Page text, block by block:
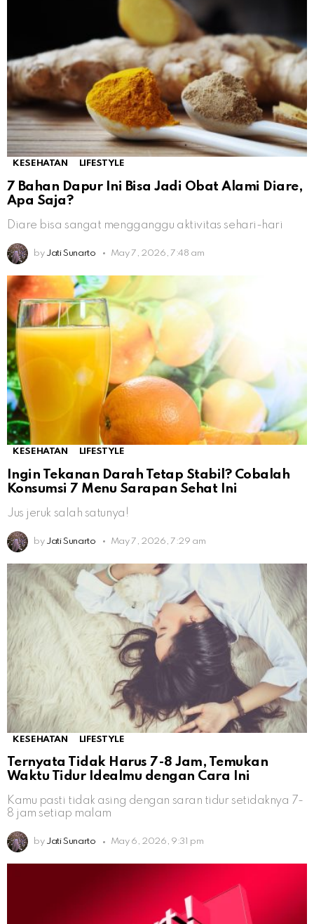
KESEHATAN LIFESTYLE
7 Bahan Dapur Ini Bisa Jadi Obat Alami Diare,
Apa Saja?
Diare bisa sangat mengganggu aktivitas sehari-hari
by Jati Sunarto May 7, 2026, 7:48 am
KESEHATAN LIFESTYLE
Ingin Tekanan Darah Tetap Stabil? Cobalah
Konsumsi 7 Menu Sarapan Sehat Ini
Jus jeruk salah satunya!
by Jati Sunarto May 7, 2026, 7:29 am
KESEHATAN LIFESTYLE
Ternyata Tidak Harus 7-8 Jam, Temukan
Waktu Tidur Idealmu dengan Cara Ini
Kamu pasti tidak asing dengan saran tidur setidaknya 7-
8 jam setiap malam
by Jati Sunarto May 6, 2026, 9:31 pm